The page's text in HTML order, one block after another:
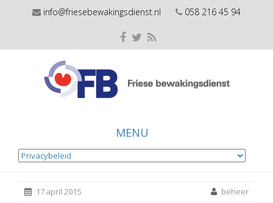
info@friesebewakingsdienst.nl 058 216 45 94
MENU
to
content
17 april 2015 beheer